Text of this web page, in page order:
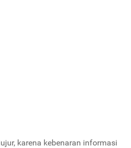
karena kebenaran informasi